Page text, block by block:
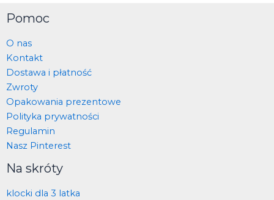
Pomoc
O nas
Kontakt
Dostawa i płatność
Zwroty
Opakowania prezentowe
Polityka prywatności
Regulamin
Nasz Pinterest
Na skróty
klocki dla 3 latka